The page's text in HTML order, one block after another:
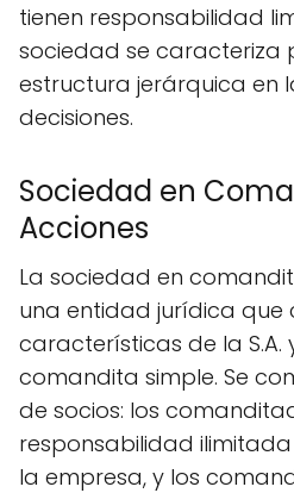
tienen responsabilidad
sociedad se caracteriza
estructura jerárquica en
decisiones.
Sociedad en
Acciones
La sociedad en
una entidad jurídica que
características de la S.A.
comandita simple. Se
de socios: los
responsabilidad
la empresa, y los